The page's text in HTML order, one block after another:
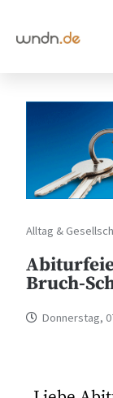
Alltag &
Bruch-
Donnerstag,